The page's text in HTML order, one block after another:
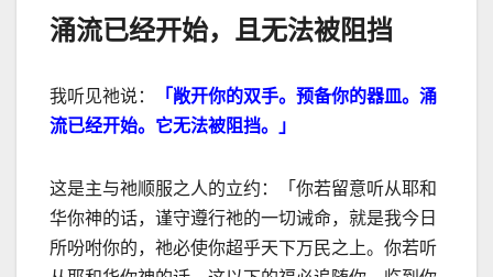
涌流已经开始，且无法被阻挡
我听见祂说：
「敞开你的双手。预备你的器皿。涌
流已经开始。它无法被阻挡。」
这是主与祂顺服之人的立约：「 你若留意听从耶和
华你神的话，谨守遵行祂的一切诫命，就是我今日
所吩咐你的，祂必使你超乎天下万民之上。你若听